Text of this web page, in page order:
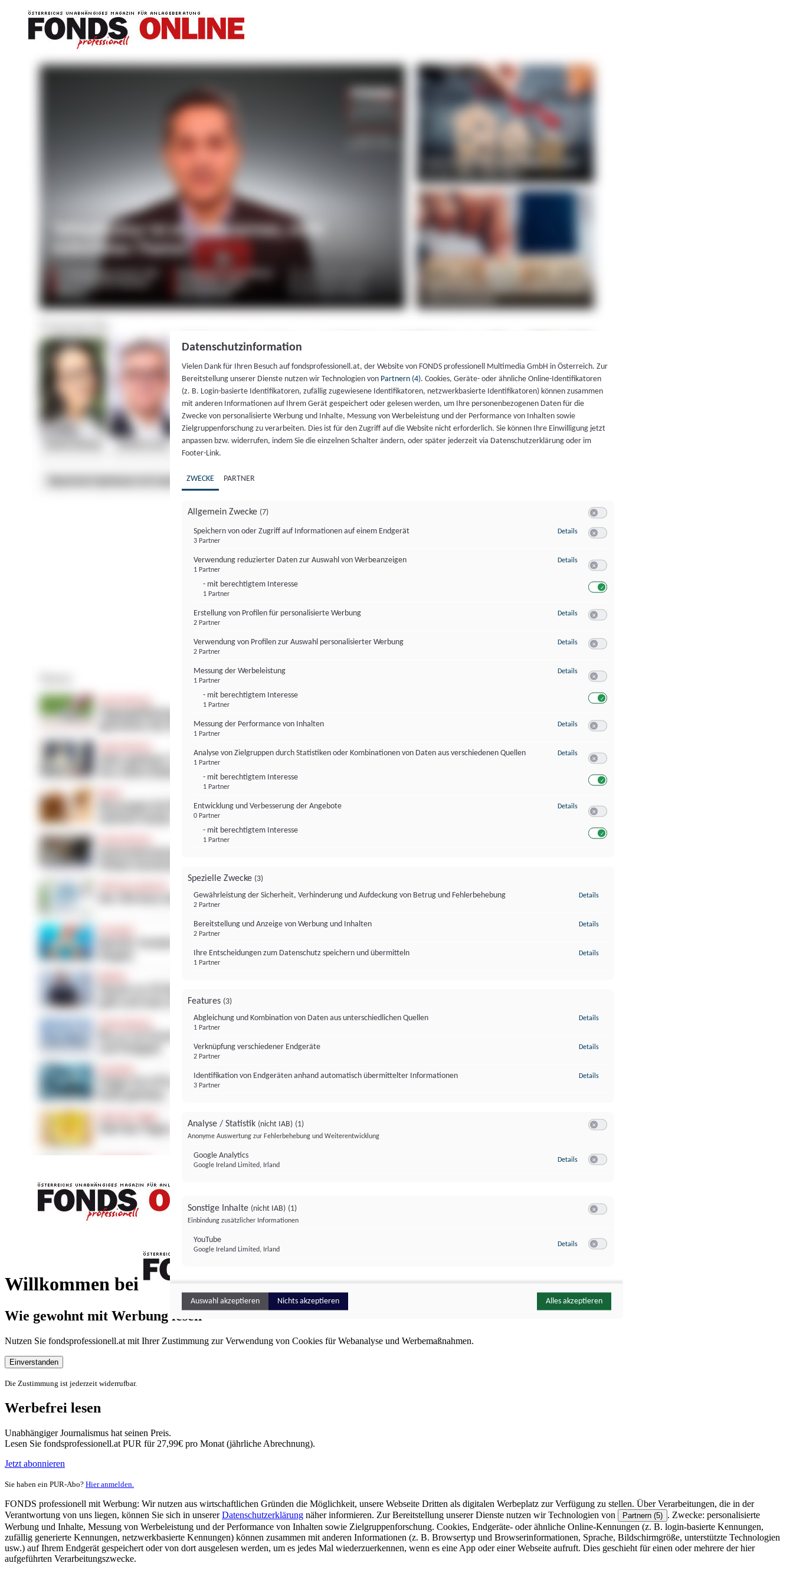
Willkommen bei
FONDS professionell
Wie gewohnt mit Werbung lesen
Nutzen Sie fondsprofessionell.at mit Ihrer Zustimmung zur Verwendung von Cookies für Webanalyse und Werbemaßnahmen.
Einverstanden
Die Zustimmung ist jederzeit widerrufbar.
Werbefrei lesen
Unabhängiger Journalismus hat seinen Preis.
Lesen Sie fondsprofessionell.at PUR für 27,99€ pro Monat (jährliche Abrechnung).
Jetzt abonnieren
Sie haben ein PUR-Abo? Hier anmelden.
FONDS professionell mit Werbung: Wir nutzen aus wirtschaftlichen Gründen die Möglichkeit, unsere Webseite Dritten als digitalen Werbeplatz zur Verfügung zu stellen. Über Verarbeitungen, die in der
Verantwortung von uns liegen, können Sie sich in unsererDatenschutzerklärung näher informieren. Zur Bereitstellung unserer Dienste nutzen wir Technologien von Partnern (5) . Zwecke: personalisierte
Werbung und Inhalte, Messung von Werbeleistung und der Performance von Inhalten sowie Zielgruppenforschung. Cookies, Endgeräte- oder ähnliche Online-Kennungen (z. B. login-basierte Kennungen,
zufällig generierte Kennungen, netzwerkbasierte Kennungen) können zusammen mit anderen Informationen (z. B. Browsertyp und Browserinformationen, Sprache, Bildschirmgröße, unterstützte Technologien
usw.) auf Ihrem Endgerät gespeichert oder von dort ausgelesen werden, um es jedes Mal wiederzuerkennen, wenn es eine App oder einer Webseite aufruft. Dies geschieht für einen oder mehrere der hier
aufgeführten Verarbeitungszwecke.
Datenschutzinformation
Vielen Dank für Ihren Besuch auf fondsprofessionell.at, der Website von FONDS professionell Multimedia GmbH in Österreich. Zur
Bereitstellung unserer Dienste nutzen wir Technologien von Partnern (4). Cookies, Geräte- oder ähnliche Online-Identifikatoren
(z. B. Login-basierte Identifikatoren, zufällig zugewiesene Identifikatoren, netzwerkbasierte Identifikatoren) können zusammen
mit anderen Informationen auf Ihrem Gerät gespeichert oder gelesen werden, um Ihre personenbezogenen Daten für die
Zwecke von personalisierte Werbung und Inhalte, Messung von Werbeleistung und der Performance von Inhalten sowie
Zielgruppenforschung zu verarbeiten. Dies ist für den Zugriff auf die Website nicht erforderlich. Sie können Ihre Einwilligung jetzt
anpassen bzw. widerrufen, indem Sie die einzelnen Schalter ändern, oder später jederzeit via Datenschutzerklärung oder im
Footer-Link.
ZWECKE PARTNER
Allgemein Zwecke (7)
Speichern von oder Zugriff auf Informationen auf einem Endgerät
3 Partner
Details zu Speichern von oder Zugriff auf Informationen auf einem Endgerät
Verwendung reduzierter Daten zur Auswahl von Werbeanzeigen
1 Partner
- mit berechtigtem Interesse
1 Partner
Details zu Verwendung reduzierter Daten zur Auswahl von Werbeanzeigen
Erstellung von Profilen für personalisierte Werbung
2 Partner
Details zu Erstellung von Profilen für personalisierte Werbung
Verwendung von Profilen zur Auswahl personalisierter Werbung
2 Partner
Details zu Verwendung von Profilen zur Auswahl personalisierter Werbung
Messung der Werbeleistung
1 Partner
- mit berechtigtem Interesse
1 Partner
Details zu Messung der Werbeleistung
Messung der Performance von Inhalten
1 Partner
Details zu Messung der Performance von Inhalten
Analyse von Zielgruppen durch Statistiken oder Kombinationen von Daten aus verschiedenen Quellen
1 Partner
- mit berechtigtem Interesse
1 Partner
Details zu Analyse von Zielgruppen durch Statistiken oder Kombinationen von
Entwicklung und Verbesserung der Angebote
0 Partner
- mit berechtigtem Interesse
1 Partner
Details zu Entwicklung und Verbesserung der Angebote
Spezielle Zwecke (3)
Gewährleistung der Sicherheit, Verhinderung und Aufdeckung von Betrug und Fehlerbehebung
2 Partner
Details
Bereitstellung und Anzeige von Werbung und Inhalten
2 Partner
Details
Ihre Entscheidungen zum Datenschutz speichern und übermitteln
1 Partner
Details
Features (3)
Abgleichung und Kombination von Daten aus unterschiedlichen Quellen
1 Partner
Details
Verknüpfung verschiedener Endgeräte
2 Partner
Details
Identifikation von Endgeräten anhand automatisch übermittelter Informationen
3 Partner
Details
Analyse / Statistik (nicht IAB) (1)
Anonyme Auswertung zur Fehlerbehebung und Weiterentwicklung
Google Analytics
Google Ireland Limited, Irland
Details zu Google Analytics
Sonstige Inhalte (nicht IAB) (1)
Einbindung zusätzlicher Informationen
YouTube
Google Ireland Limited, Irland
Details zu YouTube
Auswahl akzeptieren Nichts akzeptieren Alles akzeptieren